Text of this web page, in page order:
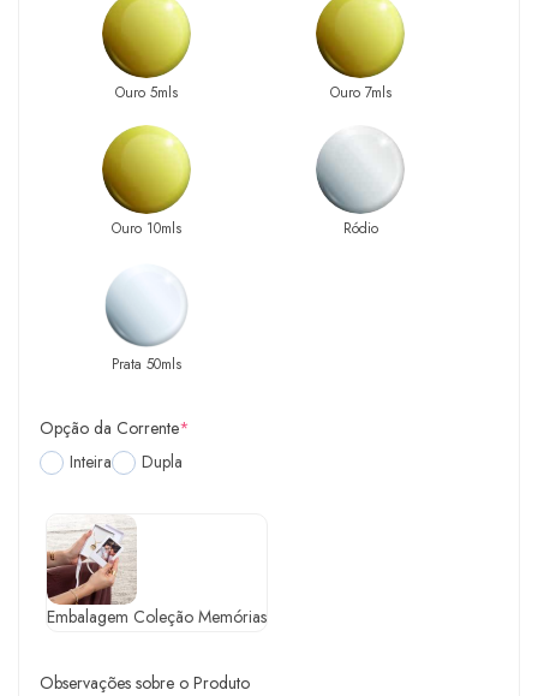
Ouro 5mls Ouro 7mls
Ouro 10mls Ródio
Prata 50mls
Opção da Corrente*
Inteira
Dupla
Embalagem Coleção Memórias
Observações sobre o Produto